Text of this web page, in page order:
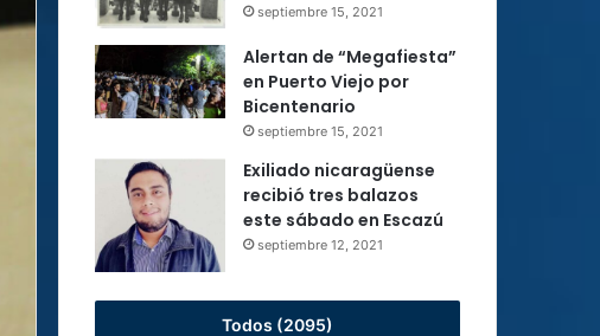
septiembre 15, 2021
Alertan de “Megafiesta”
en Puerto Viejo por
Bicentenario
septiembre 15, 2021
Exiliado nicaragüense
recibió tres balazos
este sábado en Escazú
septiembre 12, 2021
Todos (2095)